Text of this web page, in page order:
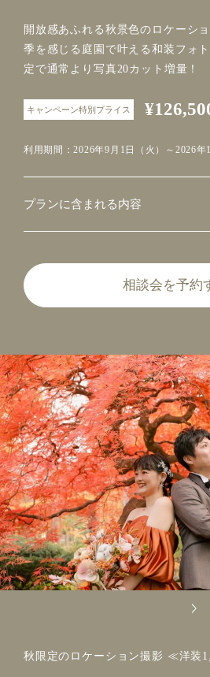
開放感あふれる秋景色のロケーシ
季を感じる庭園で叶える和装フォ
定で通常より写真20カット増量！
キャンペーン特別プライス
利用期間：2026年9月1日（火）～2026年
プランに含まれる内容
相談会を予約
秋限定のロケーション撮影 ≪洋装